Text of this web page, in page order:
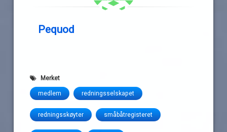
Pequod
Merket
medlem redningsselskapet
redningsskøyter småbåtregisteret